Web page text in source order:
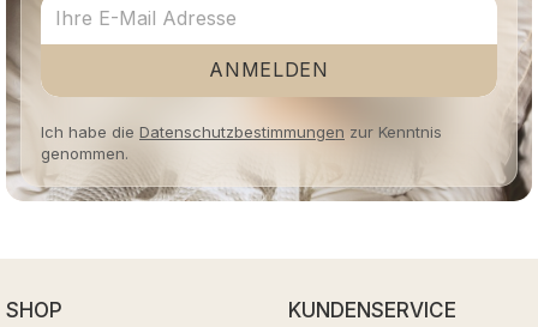
ANMELDEN
Ich habe die Datenschutzbestimmungen zur Kenntnis
genommen.
SHOP KUNDENSERVICE